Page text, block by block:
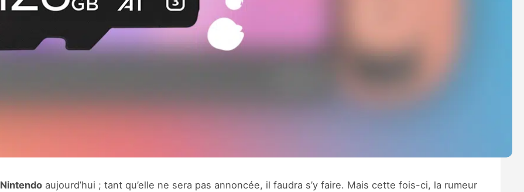
Nintendoaujourd’hui ; tant qu’elle ne sera pas annoncée, il faudra s’y faire. Mais cette fois-ci, la rumeur